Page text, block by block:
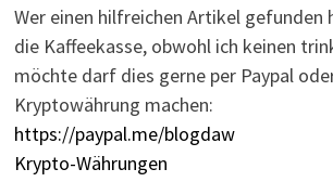
Wer einen hilfreichen Artikel
die Kaffeekasse, obwohl ich keinen
möchte darf dies gerne per Paypal
Kryptowährung machen:
https://paypal.me/blogdaw
Krypto-Währungen